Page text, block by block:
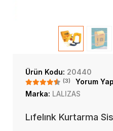
Ürün Kodu: 20440
(3)
Yorum Yap
Marka: LALIZAS
Lıfelınk Kurtarma